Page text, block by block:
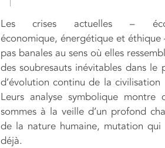
Les crises actuelles –
économique, énergétique et éthique
pas banales au sens où elles
des soubresauts inévitables dans le
d’évolution continu de la civilisation
Leurs analyse symbolique montre
sommes à la veille d’un profond
de la nature humaine, mutation qui
déjà.